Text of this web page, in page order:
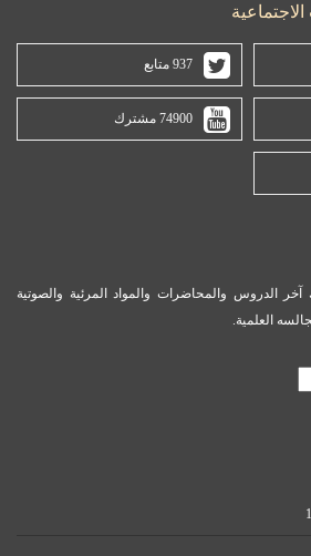
937 متابع
74900 مشترك
آخر الدروس والمحاضرات والمواد المرئية والصوتية
العلمية.